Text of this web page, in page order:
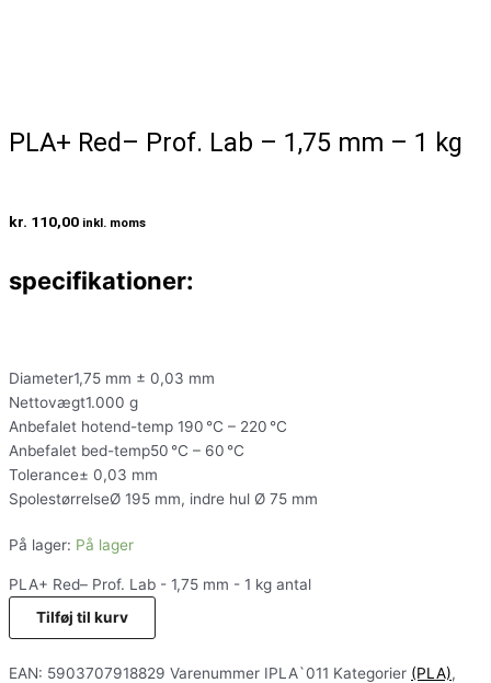
PLA+ Red– Prof. Lab – 1,75 mm – 1 kg
kr. 110,00 inkl. moms
specifikationer:
Diameter1,75 mm ± 0,03 mm
Nettovægt1.000 g
Anbefalet hotend-temp 190 °C – 220 °C
Anbefalet bed-temp50 °C – 60 °C
Tolerance± 0,03 mm
SpolestørrelseØ 195 mm, indre hul Ø 75 mm
På lager: På lager
PLA+ Red– Prof. Lab - 1,75 mm - 1 kg antal
Tilføj til kurv
EAN: 5903707918829 Varenummer IPLA`011 Kategorier (PLA),